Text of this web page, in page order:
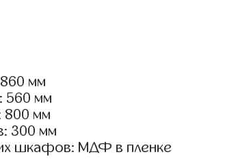
мм
560 мм
800 мм
300 мм
шкафов: МДФ в пленке